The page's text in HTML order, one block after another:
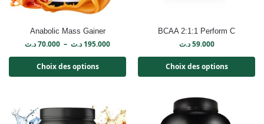
Anabolic Mass Gainer
70.000د.ت – 195.000 د.ت
Choix des options
BCAA 2:1:1 Perform C
59.000 د.ت
Choix des options